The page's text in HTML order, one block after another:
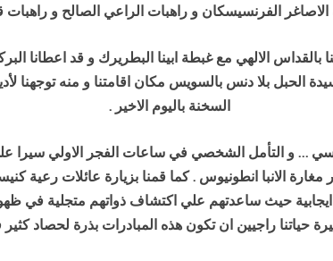
الاصاغر الفرنسيسكان و راهبات الراعي الصالح و
الالهي مع غبطة ابينا البطريرك و قد اعطانا
الحبل بلا دنس بالسويس مكان اقامتنا و منه توجهنا
السخنة باليوم الاخير .
… و التأمل الشخصي في ساعات الفجر الاولي سيرا علي
الانبا انطونيوس . كما قمنا بزيارة عائلات رعية
ايجابية حيث ساعدتهم علي اكتشاف ذواتهم متجلية
حياتنا راجيين ان تكون هذه المبادرات بذرة لحصاد